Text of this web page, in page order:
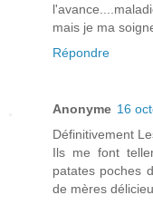
mais je ma
Répondre
Anonyme 16
Définitivement
Ils me font
patates poches
de mères